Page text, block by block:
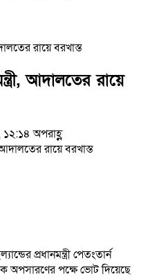
রায়ে বরখাস্ত
আদালতের রায়ে
অপরাহ্ণ
প্রধানমন্ত্রী পেতংতার্ন
অপসারণের পক্ষে ভোট দিয়েছে